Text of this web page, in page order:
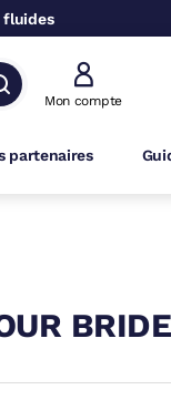
fluides
Mon compte
partenaires